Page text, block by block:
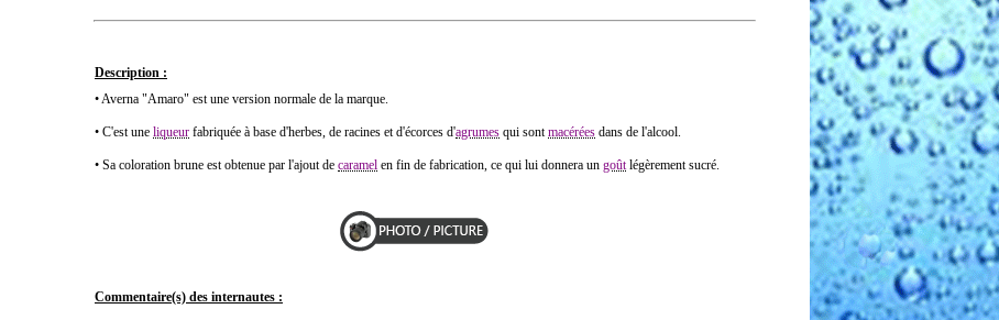
Description :
• Averna "Amaro" est une version normale de la marque.
• C'est une liqueur fabriquée à base d'herbes, de racines et d'écorces d'agrumes qui sontmacérées dans de l'alcool.
• Sa coloration brune est obtenue par l'ajout de caramel en fin de fabrication, ce qui lui donnera un goûtlégèrement sucré.
Commentaire(s) des internautes :